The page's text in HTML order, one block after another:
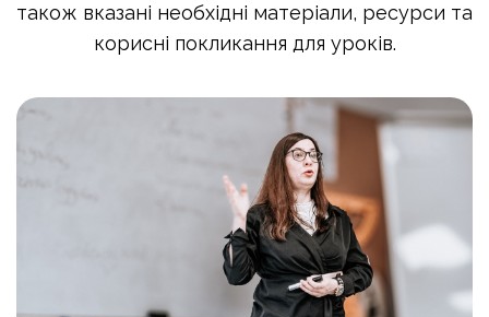
також вказані необхідні матеріали, ресурси та
корисні покликання для уроків.